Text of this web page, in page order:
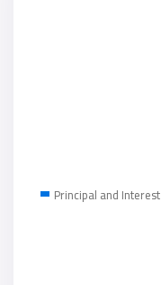
Principal and Interest